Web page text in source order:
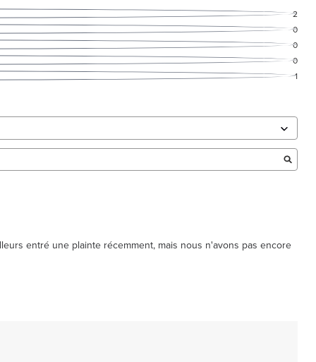
2
0
0
0
1
entré une plainte récemment, mais nous n'avons pas encore